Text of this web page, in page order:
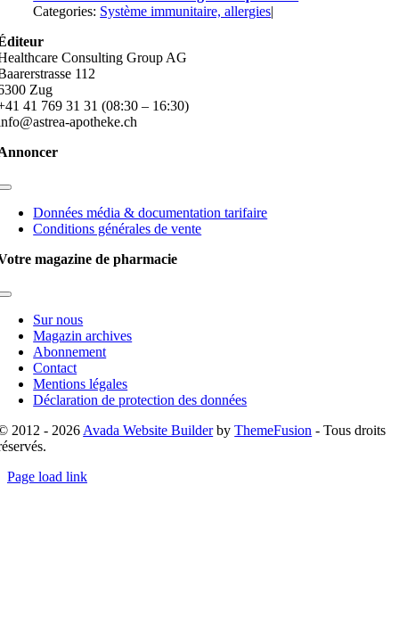
Categories: Système immunitaire, allergies|
Consulting Group AG
112
Zug
41 769 31 31 (08:30 – 16:30)
apotheke.ch
Toggle
NavigationDonnées média & documentation tarifaire
Conditions générales de vente
magazine de pharmacie
Toggle
NavigationSur nous
Magazin archives
Abonnement
Contact
Mentions légales
Déclaration de protection des données
2012 - 2026 Avada Website BuilderbyThemeFusion - Tous droits
Page load link